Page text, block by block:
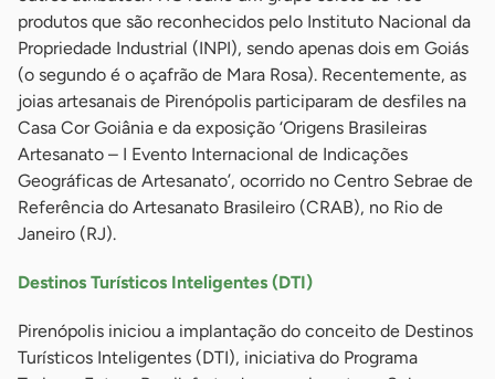
produtos que são reconhecidos pelo Instituto Nacional da
Propriedade Industrial (INPI), sendo apenas dois em Goiás
(o segundo é o açafrão de Mara Rosa). Recentemente, as
joias artesanais de Pirenópolis participaram de desfiles na
Casa Cor Goiânia e da exposição ‘Origens Brasileiras
Artesanato – I Evento Internacional de Indicações
Geográficas de Artesanato’, ocorrido no Centro Sebrae de
Referência do Artesanato Brasileiro (CRAB), no Rio de
Janeiro (RJ).
Destinos Turísticos Inteligentes (DTI)
Pirenópolis iniciou a implantação do conceito de Destinos
Turísticos Inteligentes (DTI), iniciativa do Programa